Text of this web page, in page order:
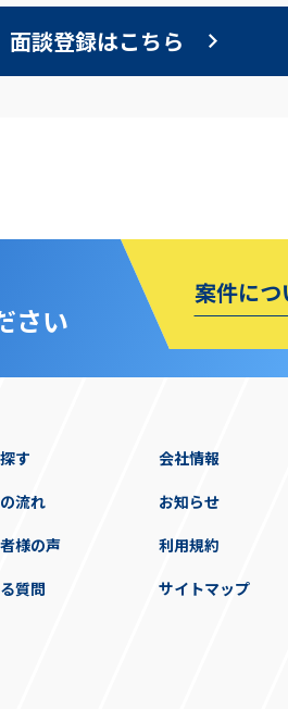
面談登録はこちら
さい
案件につ
す
流れ
様の声
質問
会社情報
お知らせ
利用規約
サイトマップ